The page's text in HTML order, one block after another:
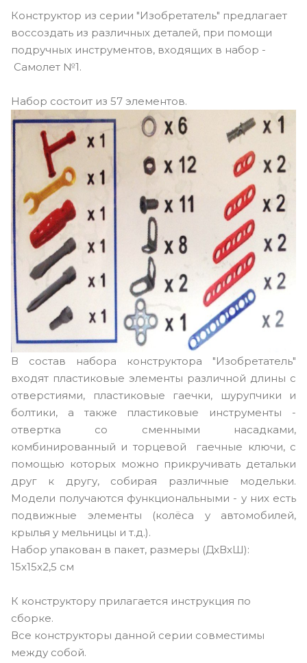
Конструктор из серии "Изобретатель" предлагает
воссоздать из различных деталей, при помощи
подручных инструментов, входящих в набор -
Самолет №1.
Набор состоит из 57 элементов.
В состав набора конструктора "Изобретатель"
входят пластиковые элементы различной длины с
отверстиями, пластиковые гаечки, шурупчики и
болтики, а также пластиковые инструменты -
отвертка со сменными насадками,
комбинированный и торцевой гаечные ключи, с
помощью которых можно прикручивать детальки
друг к другу, собирая различные модельки.
Модели получаются функциональными - у них есть
подвижные элементы (колёса у автомобилей,
крылья у мельницы и т.д.).
Набор упакован в пакет, размеры (ДxВxШ):
15x15x2,5 см
К конструктору прилагается инструкция по
сборке.
Все конструкторы данной серии совместимы
между собой.